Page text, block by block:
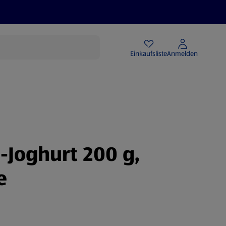
EinkaufslisteAnmelden
Joghurt 200 g,